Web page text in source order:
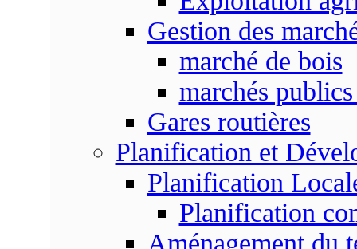
Gestion des
marché de bois
marchés
Gares routières
Planification et
Planification
Planification
Aménagement du